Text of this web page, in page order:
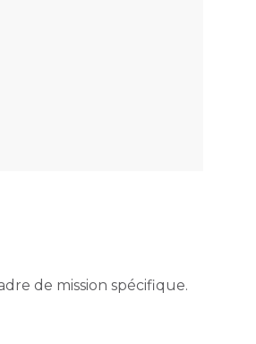
de mission spécifique.